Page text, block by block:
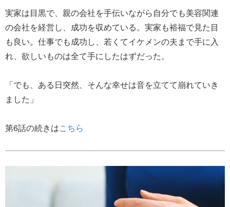
実家は目黒で、親の会社を手伝いながら自分でも美容関連
の会社を経営し、成功を収めている。実家も裕福で見た目
も良い。仕事でも成功し、若くてイケメンの夫まで手に入
れ、欲しいものは全て手にしたはずだった。
「でも、ある日突然、そんな幸せは音を立てて崩れていき
ました」
第6話の続きはこちら